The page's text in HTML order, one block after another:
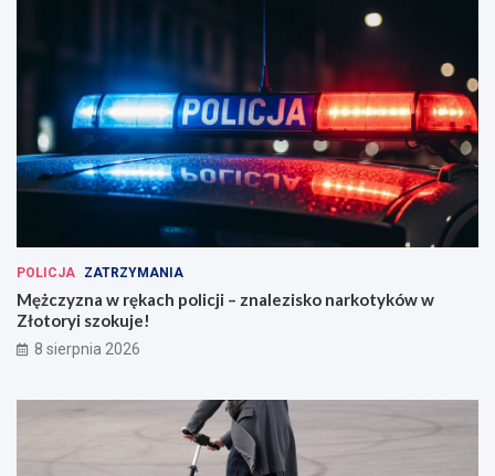
POLICJA ZATRZYMANIA
Mężczyzna w rękach policji – znalezisko narkotyków w
Złotoryi szokuje!
8 sierpnia 2026